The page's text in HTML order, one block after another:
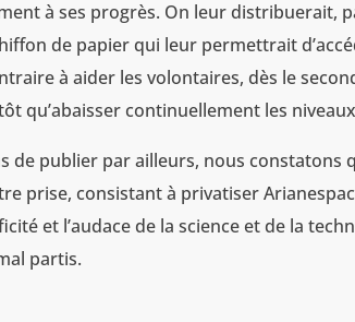
à ses progrès. On leur distribuerait,
de papier qui leur permettrait
à aider les volontaires, dès le
qu’abaisser continuellement les
de publier par ailleurs, nous constatons
prise, consistant à privatiser
et l’audace de la science et de la
partis.